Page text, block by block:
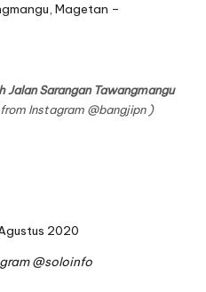
Magetan –
Jalan Sarangan Tawangmangu
Instagram @bangjipn)
2020
@soloinfo